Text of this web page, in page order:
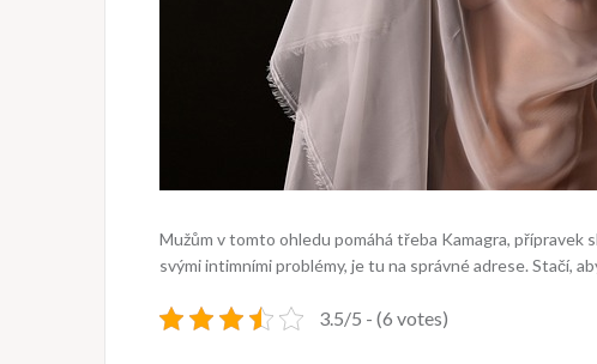
Mužům v tomto ohledu pomáhá třeba Kamagra, přípravek
svými intimními problémy, je tu na správné adrese. Stačí,
3.5/5 - (6 votes)